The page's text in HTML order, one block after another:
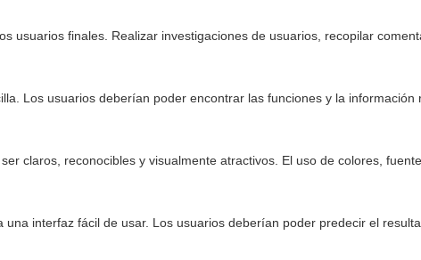
usuarios finales. Realizar investigaciones de usuarios, recopilar
Los usuarios deberían poder encontrar las funciones y la información
claros, reconocibles y visualmente atractivos. El uso de colores,
interfaz fácil de usar. Los usuarios deberían poder predecir el